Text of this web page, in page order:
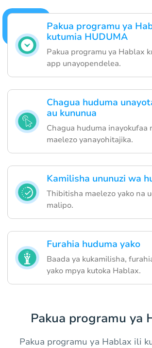
Pakua programu ya
kutumia HUDUMA
Pakua programu ya Hablax
app unayopendelea.
Chagua huduma
au kununua
Chagua huduma inayokufaa
maelezo yanayohitajika.
Kamilisha ununuzi wa
Thibitisha maelezo yako na
malipo.
Furahia huduma yako
Baada ya kukamilisha,
yako mpya kutoka Hablax.
Pakua programu ya
Pakua programu ya Hablax ili